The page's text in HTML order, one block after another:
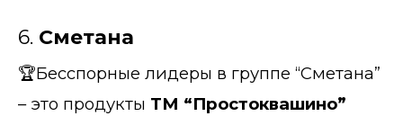
6. Сметана
🏆Бесспорные лидеры в группе “Сметана”
– это продукты ТМ “Простоквашино”